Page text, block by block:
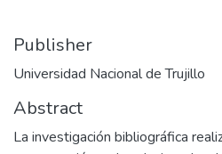
Publisher
Universidad Nacional de Trujillo
Abstract
La investigación bibliográfica